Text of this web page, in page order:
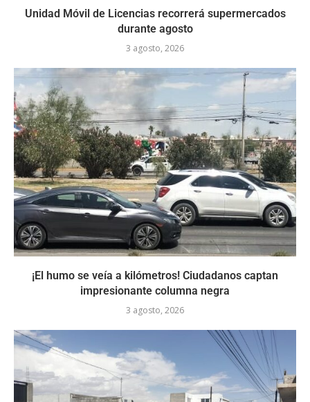
Unidad Móvil de Licencias recorrerá supermercados
durante agosto
3 agosto, 2026
¡El humo se veía a kilómetros! Ciudadanos captan
impresionante columna negra
3 agosto, 2026